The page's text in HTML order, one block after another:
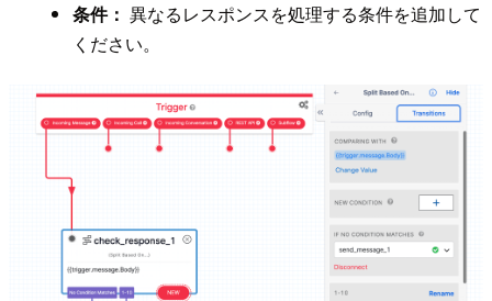
条件： 異なるレスポンスを処理する条件を追加して
ください。